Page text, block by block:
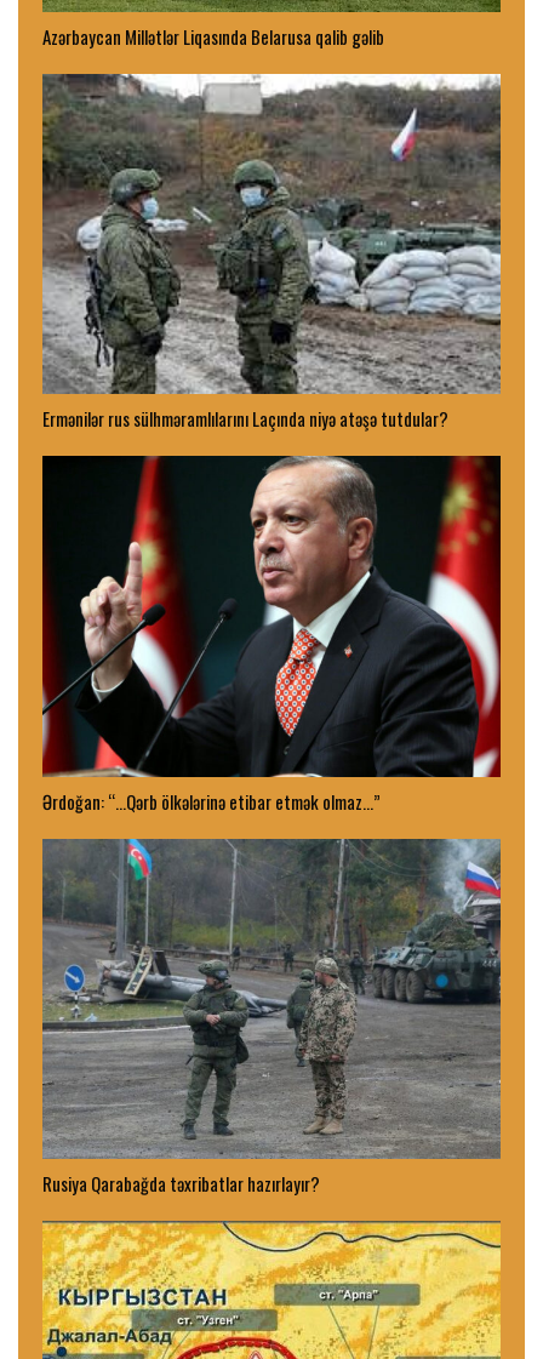
Azərbaycan Millətlər Liqasında Belarusa qalib gəlib
Ermənilər rus sülhməramlılarını Laçında niyə atəşə tutdular?
Ərdoğan: “…Qərb ölkələrinə etibar etmək olmaz…”
Rusiya Qarabağda təxribatlar hazırlayır?